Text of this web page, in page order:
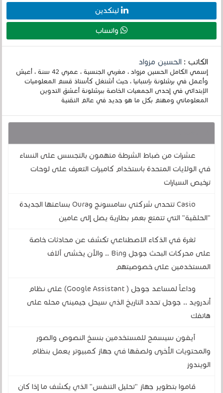
لينكدين
واتساب
الكاتب :الحسين مزواد
إسمي الكامل الحسين مزواد ، مغربي الجنسية ، عمري 42 سنة ، أعيش
وأعمل في برشلونة بإسبانيا ، حيث أشتغل كأستاذ قسم المعلوميات
الإبتدائي في إحدى الجمعيات الخاصة ببرشلونة أعشق التدوين
المعلوماتي ومهتم بكل ما هو جديد في عالم التقنية
عشرات من ضباط الشرطة متهمون بالتجسس على النساء
في الولايات المتحدة باستخدام كاميرات التعرف على لوحات
ترخيص السيارات
Casio تتحدى شركتي سامسونج وOura بساعتها الجديدة
"الحلقية" التي تتمتع بعمر بطارية يصل إلى عامين
ثغرة في الذكاء الاصطناعي تكشف عن محادثات خاصة
على محركات البحث جوجل Bing .. والآن يخشى آلاف
المستخدمين على خصوصيتهم
وداعاً لمساعد جوجل ( Google Assistant) على نظام
أندرويد .. جوجل تحدد التاريخ الذي سيحل جيميني محله على
هاتفك
آيفون سيسمح للمستخدمين بنسخ النصوص والصور
والمحتويات الأخرى ولصقها في جهاز كمبيوتر يعمل بنظام
الويندوز
قاموا بتطوير جهاز "تحليل التنفس" الذي يكشف ما إذا كان